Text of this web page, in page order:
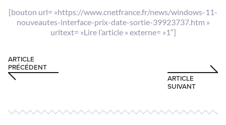
[bouton url= »https://www.cnetfrance.fr/news/windows-11-
nouveautes-interface-prix-date-sortie-39923737.htm »
urltext= »Lire l’article » externe= »1″]
ARTICLE
PRÉCÉDENT
ARTICLE
SUIVANT